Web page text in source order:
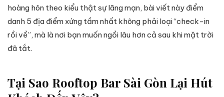
hoàng hôn theo kiểu thật sự lãng mạn, bài viết này điểm
danh 5 địa điểm xứng tầm nhất không phải loại “check-in
rồi về”, mà là nơi bạn muốn ngồi lâu hơn cả sau khi mặt trời
đã tắt.
Tại Sao Rooftop Bar Sài Gòn Lại Hút